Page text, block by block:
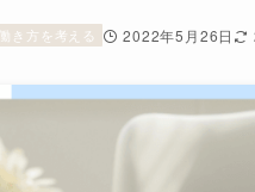
き方を考える 2022年5月26日